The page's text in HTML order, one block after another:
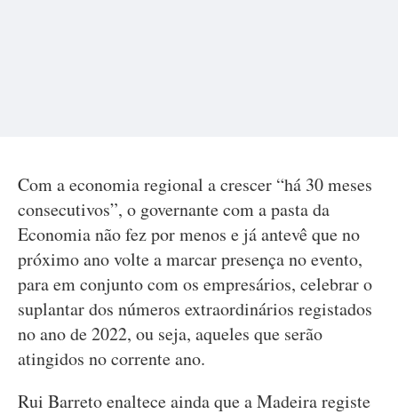
Com a economia regional a crescer “há 30 meses
consecutivos”, o governante com a pasta da
Economia não fez por menos e já antevê que no
próximo ano volte a marcar presença no evento,
para em conjunto com os empresários, celebrar o
suplantar dos números extraordinários registados
no ano de 2022, ou seja, aqueles que serão
atingidos no corrente ano.
Rui Barreto enaltece ainda que a Madeira registe